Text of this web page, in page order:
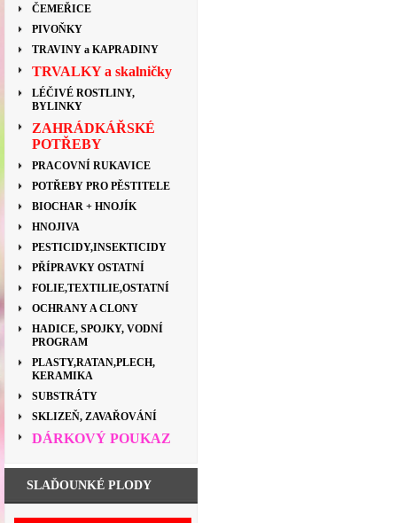
ČEMEŘICE
PIVOŇKY
TRAVINY a KAPRADINY
TRVALKY a skalničky
LÉČIVÉ ROSTLINY,
BYLINKY
ZAHRÁDKÁŘSKÉ
POTŘEBY
PRACOVNÍ RUKAVICE
POTŘEBY PRO PĚSTITELE
BIOCHAR + HNOJÍK
HNOJIVA
PESTICIDY,INSEKTICIDY
PŘÍPRAVKY OSTATNÍ
FOLIE,TEXTILIE,OSTATNÍ
OCHRANY A CLONY
HADICE, SPOJKY, VODNÍ
PROGRAM
PLASTY,RATAN,PLECH,
KERAMIKA
SUBSTRÁTY
SKLIZEŇ, ZAVAŘOVÁNÍ
DÁRKOVÝ POUKAZ
SLAĎOUNKÉ PLODY